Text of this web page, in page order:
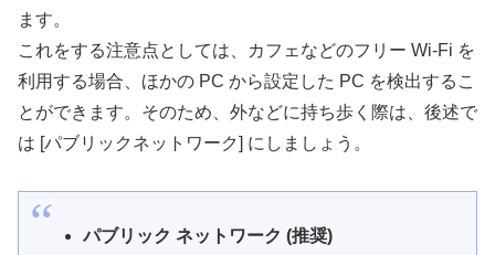
ます。
これをする注意点としては、カフェなどのフリー Wi-Fi を
利用する場合、ほかの PC から設定した PC を検出するこ
とができます。そのため、外などに持ち歩く際は、後述で
は [パブリックネットワーク] にしましょう。
パブリック ネットワーク (推奨)